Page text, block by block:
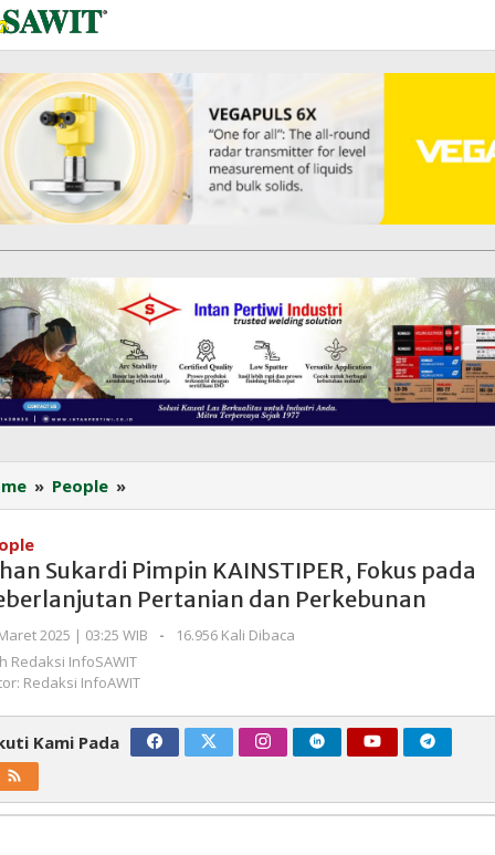
» People »
Sukardi
KAINSTIPER,
Fokus
pada
Keberlanjutan
Pertanian
dan
Sukardi Pimpin KAINSTIPER, Fokus pada
Pertanian dan Perkebunan
2025 | 03:25 WIB
oleh
-
16.956 Kali Dibaca
Redaksi InfoSAWIT
Redaksi InfoAWIT
Kami Pada